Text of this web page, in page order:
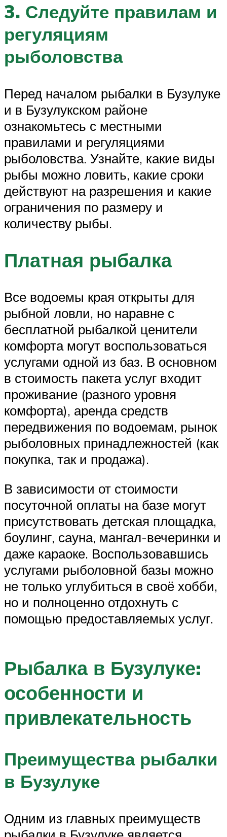
3. Следуйте правилам и
регуляциям
рыболовства
Перед началом рыбалки в Бузулуке
и в Бузулукском районе
ознакомьтесь с местными
правилами и регуляциями
рыболовства. Узнайте, какие виды
рыбы можно ловить, какие сроки
действуют на разрешения и какие
ограничения по размеру и
количеству рыбы.
Платная рыбалка
Все водоемы края открыты для
рыбной ловли, но наравне с
бесплатной рыбалкой ценители
комфорта могут воспользоваться
услугами одной из баз. В основном
в стоимость пакета услуг входит
проживание (разного уровня
комфорта), аренда средств
передвижения по водоемам, рынок
рыболовных принадлежностей (как
покупка, так и продажа).
В зависимости от стоимости
посуточной оплаты на базе могут
присутствовать детская площадка,
боулинг, сауна, мангал-вечеринки и
даже караоке. Воспользовавшись
услугами рыболовной базы можно
не только углубиться в своё хобби,
но и полноценно отдохнуть с
помощью предоставляемых услуг.
Рыбалка в Бузулуке:
особенности и
привлекательность
Преимущества рыбалки
в Бузулуке
Одним из главных преимуществ